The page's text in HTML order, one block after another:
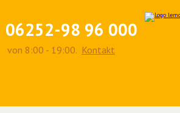
06252-98 96 000
von 8:00 - 19:00. Kontakt